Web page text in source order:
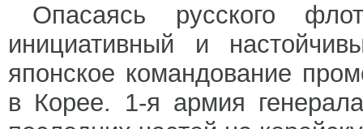
Опасаясь русского
инициативный и
японское командование
в Корее. 1-я армия